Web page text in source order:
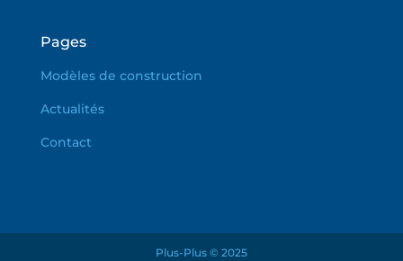
Pages
Modèles de construction
Actualités
Contact
Plus-Plus © 2025